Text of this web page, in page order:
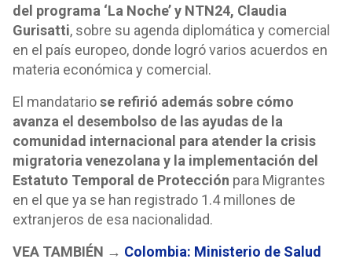
del programa ‘La Noche’ y NTN24, Claudia
Gurisatti, sobre su agenda diplomática y comercial
en el país europeo, donde logró varios acuerdos en
materia económica y comercial.
El mandatariose refirió además sobre cómo
avanza el desembolso de las ayudas de la
comunidad internacional para atender la crisis
migratoria venezolana y la implementación del
Estatuto Temporal de Protección para Migrantes
en el que ya se han registrado 1.4 millones de
extranjeros de esa nacionalidad.
VEA TAMBIÉN → Colombia: Ministerio de Salud